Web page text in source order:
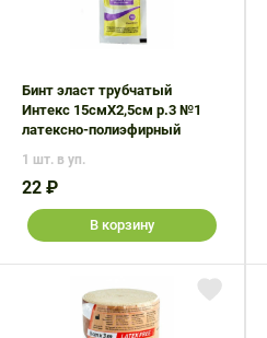
Бинт эласт трубчатый
Интекс 15смX2,5см р.3 №1
латексно-полиэфирный
1 шт. в уп.
22 ₽
В корзину